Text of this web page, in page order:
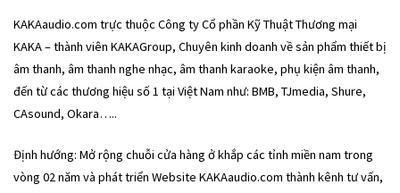
KAKAaudio.com trực thuộc Công ty Cổ phần Kỹ Thuật Thương mại
KAKA – thành viên KAKAGroup, Chuyên kinh doanh về sản phẩm thiết bị
âm thanh, âm thanh nghe nhạc, âm thanh karaoke, phụ kiện âm thanh,
đến từ các thương hiệu số 1 tại Việt Nam như: BMB, TJmedia, Shure,
CAsound, Okara…..
Định hướng: Mở rộng chuỗi cửa hàng ở khắp các tỉnh miền nam trong
vòng 02 năm và phát triển Website KAKAaudio.com thành kênh tư vấn,